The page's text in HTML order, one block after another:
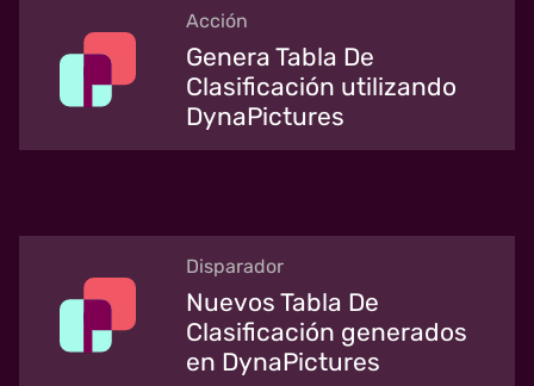
Acción
Genera Tabla De
Clasificación utilizando
DynaPictures
Disparador
Nuevos Tabla De
Clasificación generados
en DynaPictures